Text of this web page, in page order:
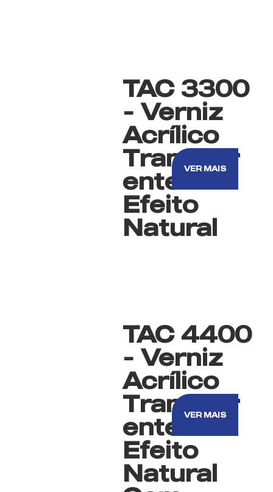
TAC 3300
- Verniz
Acrílico
Transpar
ente
Efeito
Natural
VER MAIS
TAC 4400
- Verniz
Acrílico
Transpar
ente
Efeito
Natural
VER MAIS